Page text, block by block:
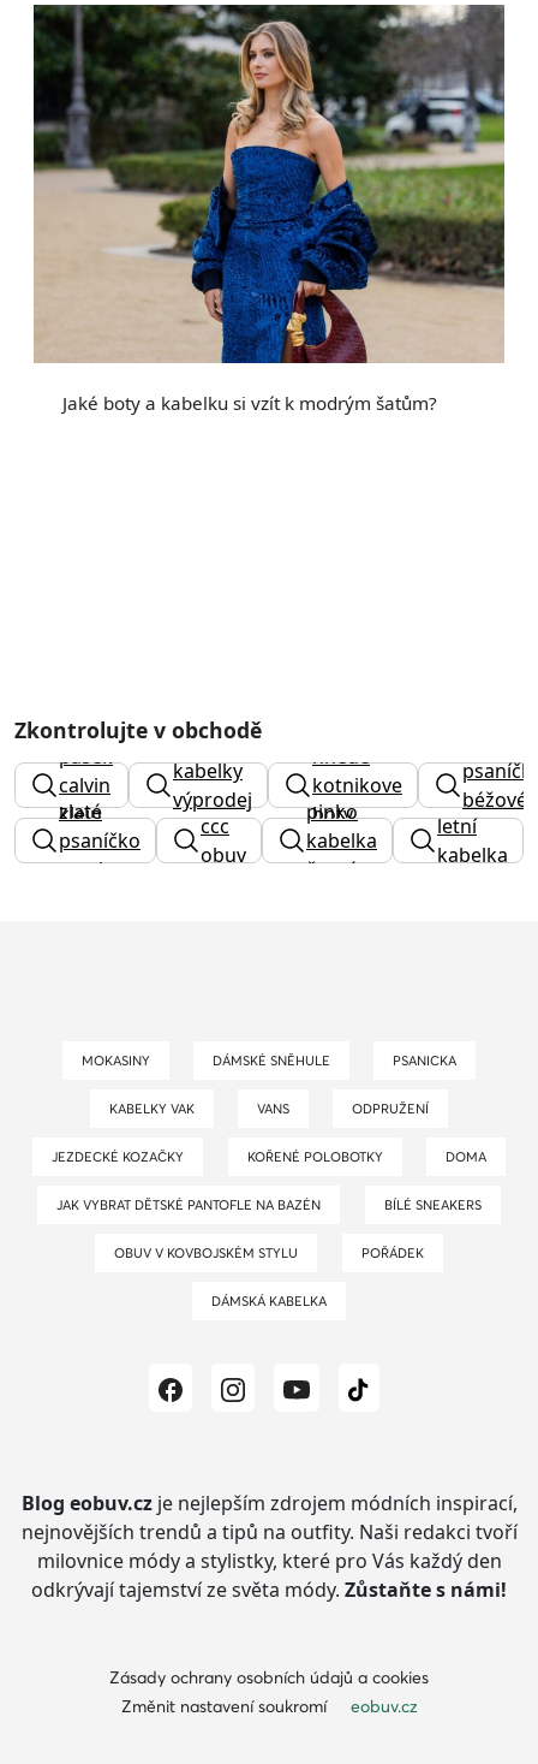
Jaké boty a kabelku si vzít k modrým šatům?
Zkontrolujte v obchodě
pásek
calvin
klein
kabelky
výprodej
hnede
kotnikove
boty
béžové
zlaté
psaníčko
na ples
ccc
obuv
pinko
kabelka
černá
letní
kabelka
MOKASINY DÁMSKÉ SNĚHULE PSANICKA
KABELKY VAK VANS ODPRUŽENÍ
JEZDECKÉ KOZAČKY KOŘENÉ POLOBOTKY DOMA
JAK VYBRAT DĚTSKÉ PANTOFLE NA BAZÉN BÍLÉ SNEAKERS
OBUV V KOVBOJSKÉM STYLU POŘÁDEK
DÁMSKÁ KABELKA
Blog eobuv.czje nejlepším zdrojem módních inspirací,
nejnovějších trendů a tipů na outfity. Naši redakci tvoří
milovnice módy a stylistky, které pro Vás každý den
odkrývají tajemství ze světa módy. Zůstaňte s námi!
Zásady ochrany osobních údajů a cookies
Změnit nastavení soukromí
eobuv.cz